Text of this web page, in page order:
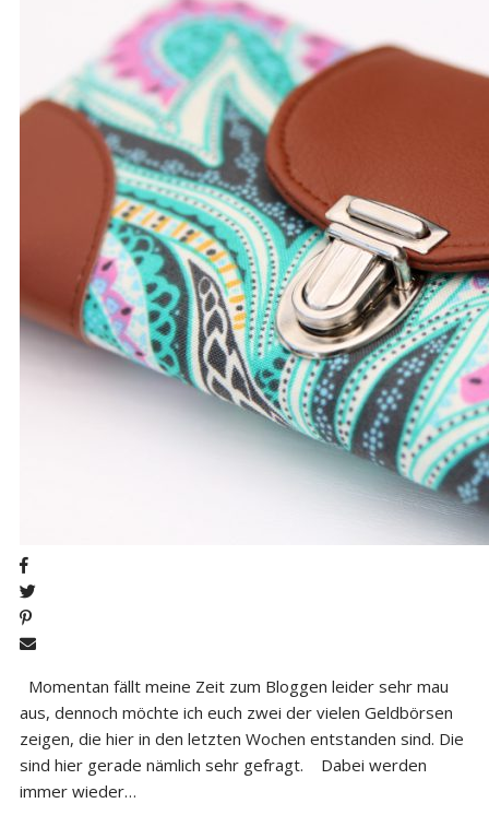
Momentan fällt meine Zeit zum Bloggen leider sehr mau
aus, dennoch möchte ich euch zwei der vielen Geldbörsen
zeigen, die hier in den letzten Wochen entstanden sind. Die
sind hier gerade nämlich sehr gefragt. Dabei werden
immer wieder…